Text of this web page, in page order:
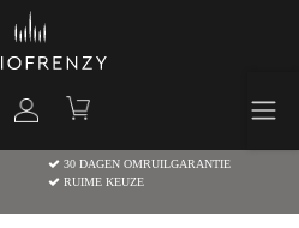
30 DAGEN OMRUILGARANTIE
RUIME KEUZE